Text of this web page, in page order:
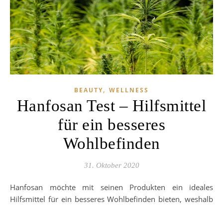
BEAUTY, WELLNESS
Hanfosan Test – Hilfsmittel
für ein besseres
Wohlbefinden
31. Oktober 2020
Hanfosan möchte mit seinen Produkten ein ideales
Hilfsmittel für ein besseres Wohlbefinden bieten, weshalb